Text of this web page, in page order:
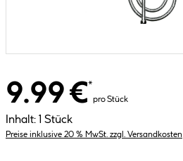
9.99 €*
pro Stück
Inhalt: 1 Stück
Preise inklusive 20 % MwSt. zzgl. Versandkosten